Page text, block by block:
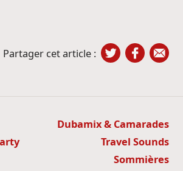
Partager cet article :
Dubamix & Camarades
Travel Sounds
Sommières